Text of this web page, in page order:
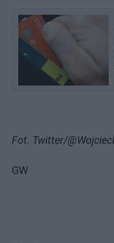
Fot. Twitter/
GW